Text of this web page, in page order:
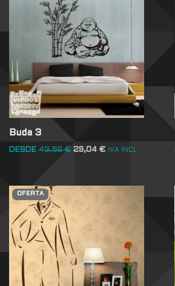
Buda 3
DESDE 43,56€ 29,04 € IVA INCL
OFERTA